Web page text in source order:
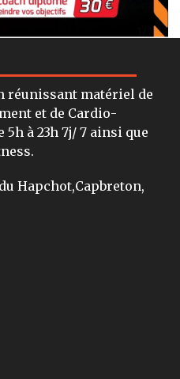
réunissant matériel de
et de Cardio-
à 23h 7j/ 7 ainsi que
Hapchot,Capbreton,